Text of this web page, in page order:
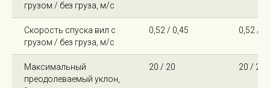
грузом / без груза, м/с
Скорость спуска вил с
грузом / без груза, м/с
0,52 / 0,45 0,52 /
Максимальный
преодолеваемый уклон,
20 / 20 20 / 20